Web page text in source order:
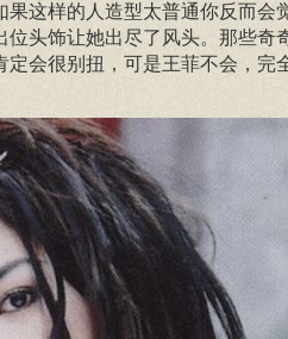
果这样的人造型太普通你反而会
位头饰让她出尽了风头。那些奇
定会很别扭，可是王菲不会，完